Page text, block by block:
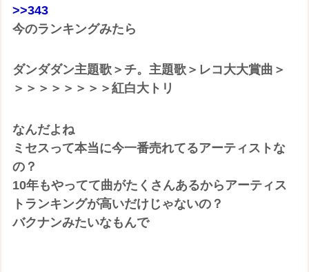
>>343
今のランキングみたら
ダンダダン主題歌＞チ。主題歌＞レコ大大賞曲＞
＞＞＞＞＞＞＞＞紅白大トリ
なんだよね
ミセスって本当に今一番売れてるアーティストな
の？
10年もやってて曲がたくさんあるからアーティス
トランキングが高いだけじゃないの？
バクナンみたいなもんで